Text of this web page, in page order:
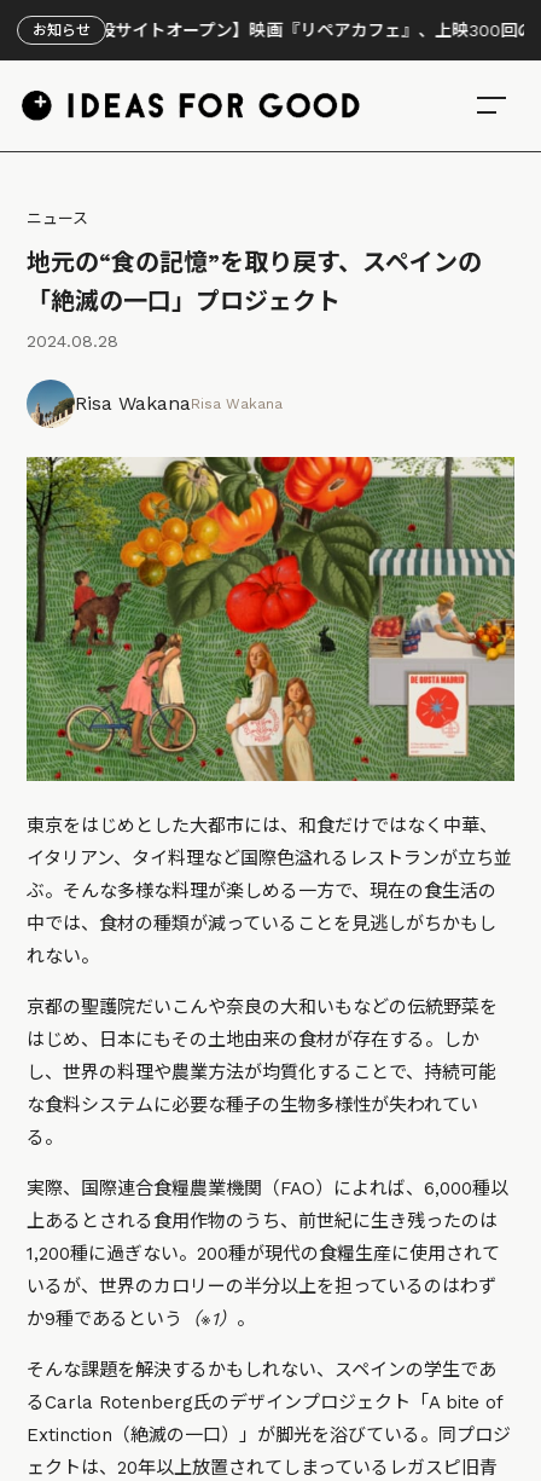
お知らせ
設サイトオープン】映画『リペアカフェ』、上映300回の先で見えて
ニュース
地元の“食の記憶”を取り戻す、スペインの
「絶滅の一口」プロジェクト
2024.08.28
Risa WakanaRisa Wakana
東京をはじめとした大都市には、和食だけではなく中華、
イタリアン、タイ料理など国際色溢れるレストランが立ち並
ぶ。そんな多様な料理が楽しめる一方で、現在の食生活の
中では、食材の種類が減っていることを見逃しがちかもし
れない。
京都の聖護院だいこんや奈良の大和いもなどの伝統野菜を
はじめ、日本にもその土地由来の食材が存在する。しか
し、世界の料理や農業方法が均質化することで、持続可能
な食料システムに必要な種子の生物多様性が失われてい
る。
実際、国際連合食糧農業機関（FAO）によれば、6,000種以
上あるとされる食用作物のうち、前世紀に生き残ったのは
1,200種に過ぎない。200種が現代の食糧生産に使用されて
いるが、世界のカロリーの半分以上を担っているのはわず
か9種であるという
（※1） 。
そんな課題を解決するかもしれない、スペインの学生であ
るCarla Rotenberg氏のデザインプロジェクト「A bite of
Extinction（絶滅の一口）」が脚光を浴びている。同プロジ
ェクトは、20年以上放置されてしまっているレガスピ旧青